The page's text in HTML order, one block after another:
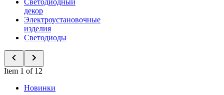
Светодиодный
декор
Электроустановочные
изделия
Светодиоды
Item 1 of 12
Новинки